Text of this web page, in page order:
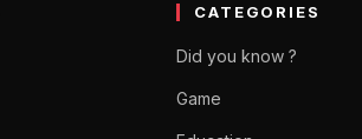
CATEGORIES
Did you know ?
Game